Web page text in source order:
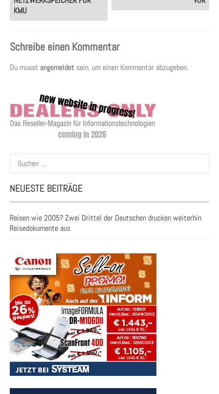
KMU
Schreibe einen Kommentar
Du musst angemeldet sein, um einen Kommentar abzugeben.
Suchen
nach:
NEUESTE BEITRÄGE
Reisen wie 2005? Zwei Drittel der Deutschen drucken weiterhin
Reisedokumente aus